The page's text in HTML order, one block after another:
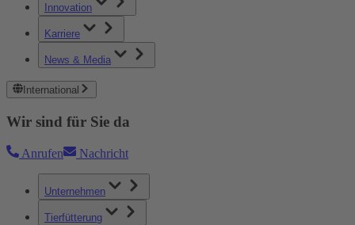
Innovation
Karriere
News & Media
International
Wir sind für Sie da
Anrufen Nachricht
Unternehmen
Tierfütterung